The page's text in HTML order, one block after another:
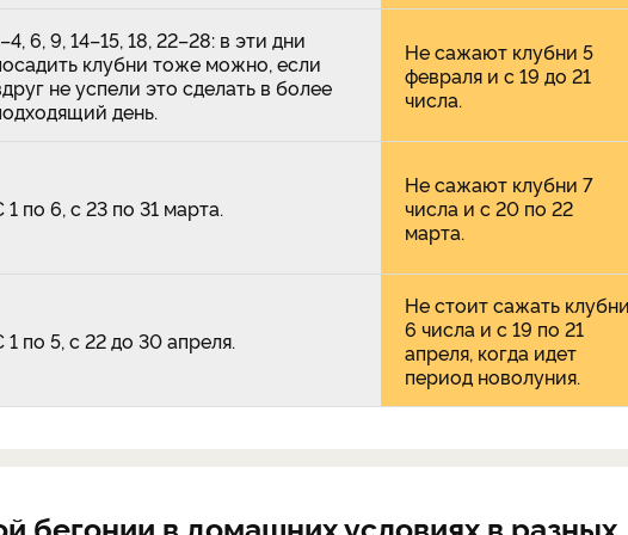
6, 9, 14–15, 18, 22–28: в эти дни
клубни тоже можно, если
не успели это сделать в более
день.
Не сажают клубни 5
февраля и с 19 до 21
числа.
1 по 6, с 23 по 31 марта.
Не сажают клубни 7
числа и с 20 по 22
марта.
1 по 5, с 22 до 30 апреля.
Не стоит сажать
6 числа и с 19 по 21
апреля, когда идет
период новолуния.
бегонии в домашних условиях в разных